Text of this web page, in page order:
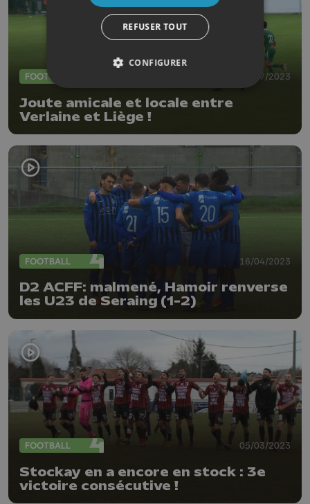
FOOTBALL 16/07/2023
Joute amicale et locale entre
Verlaine et Liège !
FOOTBALL 16/04/2023
D2 ACFF: malmené, Hamoir renverse
les U23 de Seraing (1-2)
FOOTBALL 05/03/2023
Stockay en a encore en stock : 3e
victoire consécutive !
REFUSER TOUT
CONFIGURER